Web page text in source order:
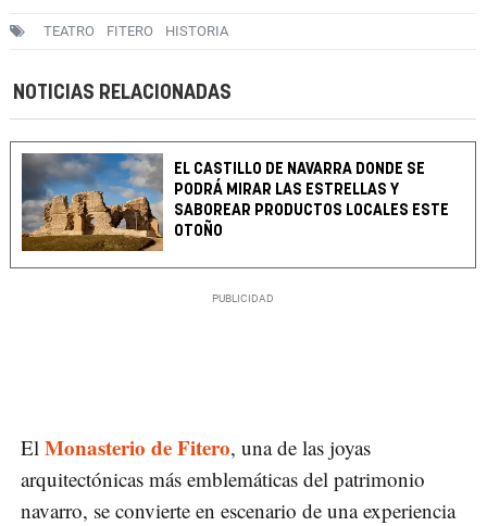
TEATRO FITERO HISTORIA
NOTICIAS RELACIONADAS
EL CASTILLO DE NAVARRA DONDE SE
PODRÁ MIRAR LAS ESTRELLAS Y
SABOREAR PRODUCTOS LOCALES ESTE
OTOÑO
El Monasterio de Fitero, una de las joyas
arquitectónicas más emblemáticas del patrimonio
navarro, se convierte en escenario de una experiencia